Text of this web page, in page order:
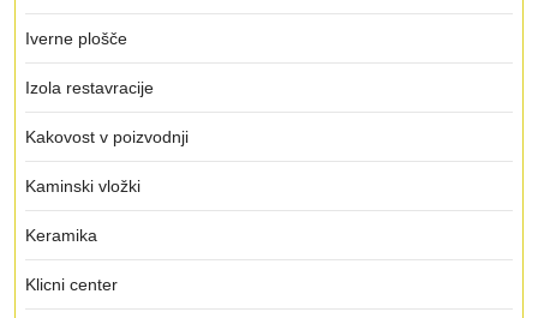
Iverne plošče
Izola restavracije
Kakovost v poizvodnji
Kaminski vložki
Keramika
Klicni center